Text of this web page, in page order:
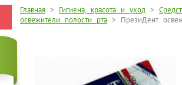
Главная > Гигиена, красота и уход >
освежители полости рта > ПрезиДент